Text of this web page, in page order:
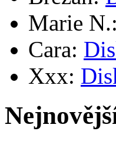
Marie N.:
Cara:
Xxx: